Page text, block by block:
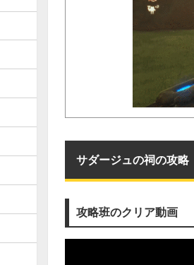
サダージュの祠の攻略
攻略班のクリア動画